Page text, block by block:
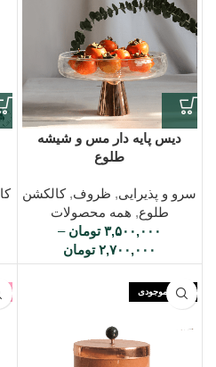
دیس پایه دار مس و شیشه
طلوع
سرو و پذیرایی, ظروف,کالکشن
طلوع, همه محصولات
۳,۵۰۰,۰۰۰ تومان –
۲,۷۰۰,۰۰۰ تومان
اتمام موجودی